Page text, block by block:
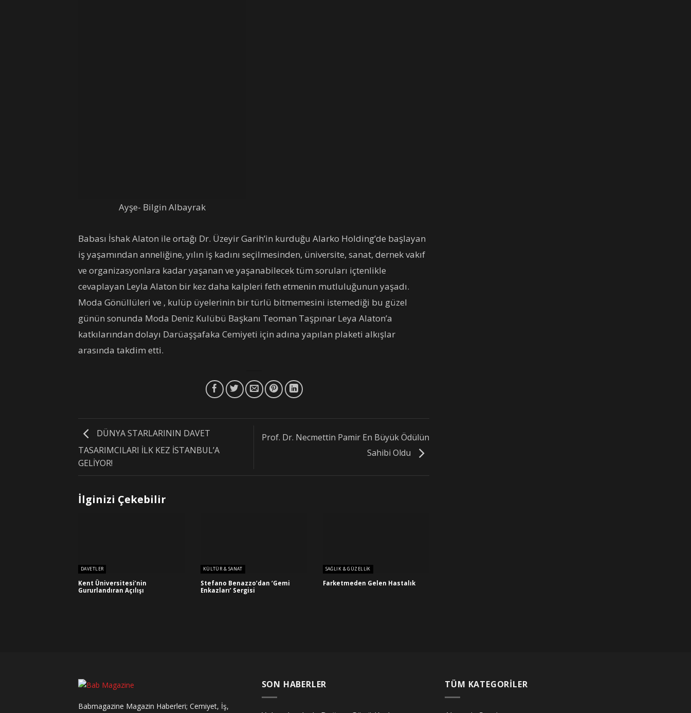
Ayşe- Bilgin Albayrak
Babası İshak Alaton ile ortağı Dr. Üzeyir Garih’in kurduğu Alarko Holding’de başlayan
iş yaşamından anneliğine, yılın iş kadını seçilmesinden, üniversite, sanat, dernek vakıf
ve organizasyonlara kadar yaşanan ve yaşanabilecek tüm soruları içtenlikle
cevaplayan Leyla Alaton bir kez daha kalpleri feth etmenin mutluluğunun yaşadı.
Moda Gönüllüleri ve , kulüp üyelerinin bir türlü bitmemesini istemediği bu güzel
günün sonunda Moda Deniz Kulübü Başkanı Teoman Taşpınar Leya Alaton’a
katkılarından dolayı Darüaşşafaka Cemiyeti için adına yapılan plaketi alkışlar
arasında takdim etti.
DÜNYA STARLARININ DAVET
TASARIMCILARI İLK KEZ İSTANBUL’A
GELİYOR!
Prof. Dr. Necmettin Pamir En Büyük Ödülün
Sahibi Oldu
İlginizi Çekebilir
DAVETLER
Kent Üniversitesi’nin
Gururlandıran Açılışı
KÜLTÜR & SANAT
Stefano Benazzo’dan ‘Gemi
Enkazları’ Sergisi
SAĞLIK & GÜZELLIK
Farketmeden Gelen Hastalık
Babmagazine Magazin Haberleri; Cemiyet, İş,
SON HABERLER TÜM KATEGORİLER